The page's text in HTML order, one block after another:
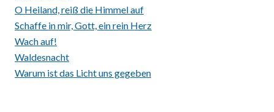
O Heiland, reiß die Himmel auf
Schaffe in mir, Gott, ein rein Herz
Wach auf!
Waldesnacht
Warum ist das Licht uns gegeben